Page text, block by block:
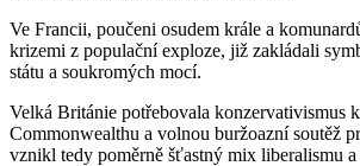
Ve Francii, poučeni osudem krále a
krizemi z populační exploze, již zakládali
státu a soukromých mocí.
Velká Británie potřebovala konzervativismus
Commonwealthu a volnou buržoazní soutěž
vznikl tedy poměrně šťastný mix liberalismu